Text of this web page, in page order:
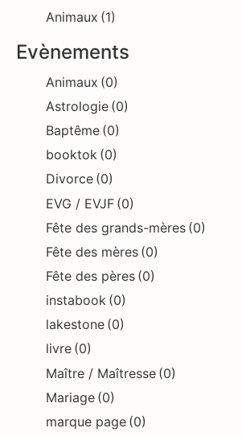
Animaux (1)
Evènements
Animaux (0)
Astrologie (0)
Baptême (0)
booktok (0)
Divorce (0)
EVG / EVJF (0)
Fête des grands-mères (0)
Fête des mères (0)
Fête des pères (0)
instabook (0)
lakestone (0)
livre (0)
Maître / Maîtresse (0)
Mariage (0)
marque page (0)